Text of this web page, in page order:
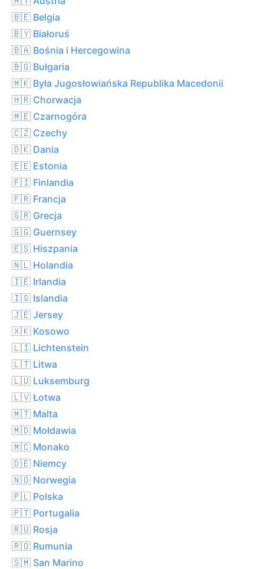
🇧🇪 Belgia
🇧🇾 Białoruś
🇧🇦 Bośnia i Hercegowina
🇧🇬 Bułgaria
🇲🇰 Była Jugosłowiańska Republika Macedonii
🇭🇷 Chorwacja
🇲🇪 Czarnogóra
🇨🇿 Czechy
🇩🇰 Dania
🇪🇪 Estonia
🇫🇮 Finlandia
🇫🇷 Francja
🇬🇷 Grecja
🇬🇬 Guernsey
🇪🇸 Hiszpania
🇳🇱 Holandia
🇮🇪 Irlandia
🇮🇸 Islandia
🇯🇪 Jersey
🇽🇰 Kosowo
🇱🇮 Lichtenstein
🇱🇹 Litwa
🇱🇺 Luksemburg
🇱🇻 Łotwa
🇲🇹 Malta
🇲🇩 Mołdawia
🇲🇨 Monako
🇩🇪 Niemcy
🇳🇴 Norwegia
🇵🇱 Polska
🇵🇹 Portugalia
🇷🇺 Rosja
🇷🇴 Rumunia
🇸🇲 San Marino